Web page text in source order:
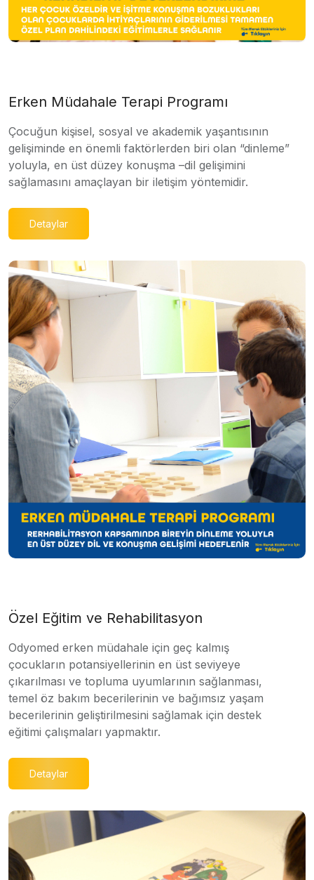
Erken Müdahale Terapi Programı
Çocuğun kişisel, sosyal ve akademik yaşantısının
gelişiminde en önemli faktörlerden biri olan “dinleme”
yoluyla, en üst düzey konuşma –dil gelişimini
sağlamasını amaçlayan bir iletişim yöntemidir.
Detaylar
Özel Eğitim ve Rehabilitasyon
Odyomed erken müdahale için geç kalmış
çocukların potansiyellerinin en üst seviyeye
çıkarılması ve topluma uyumlarının sağlanması,
temel öz bakım becerilerinin ve bağımsız yaşam
becerilerinin geliştirilmesini sağlamak için destek
eğitimi çalışmaları yapmaktır.
Detaylar